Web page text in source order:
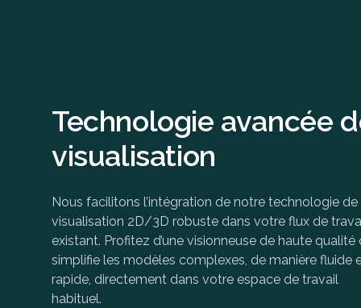
Technologie avancée
visualisation
Nous facilitons l’intégration de notre technologie de
visualisation 2D/3D robuste dans votre flux de
existant. Profitez d’une visionneuse de haute qualité
simplifie les modèles complexes, de manière fluide
rapide, directement dans votre espace de travail
habituel.